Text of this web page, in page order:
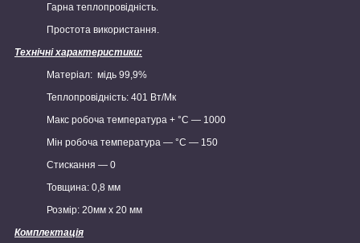
Гарна теплопровідність.
Простота використання.
Технічні характеристики:
Матеріал: мідь 99,9%
Теплопровідність: 401 Вт/Мк
Макс робоча температура + °C — 1000
Мін робоча температура — °C — 150
Стискання — 0
Товщина: 0,8 мм
Розмір: 20мм x 20 мм
Комплектація